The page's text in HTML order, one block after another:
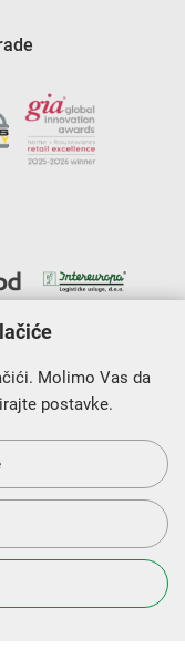
sufinanciranog iz
sklopu Operativnog
godine!
Molimo Vas da
postavke.